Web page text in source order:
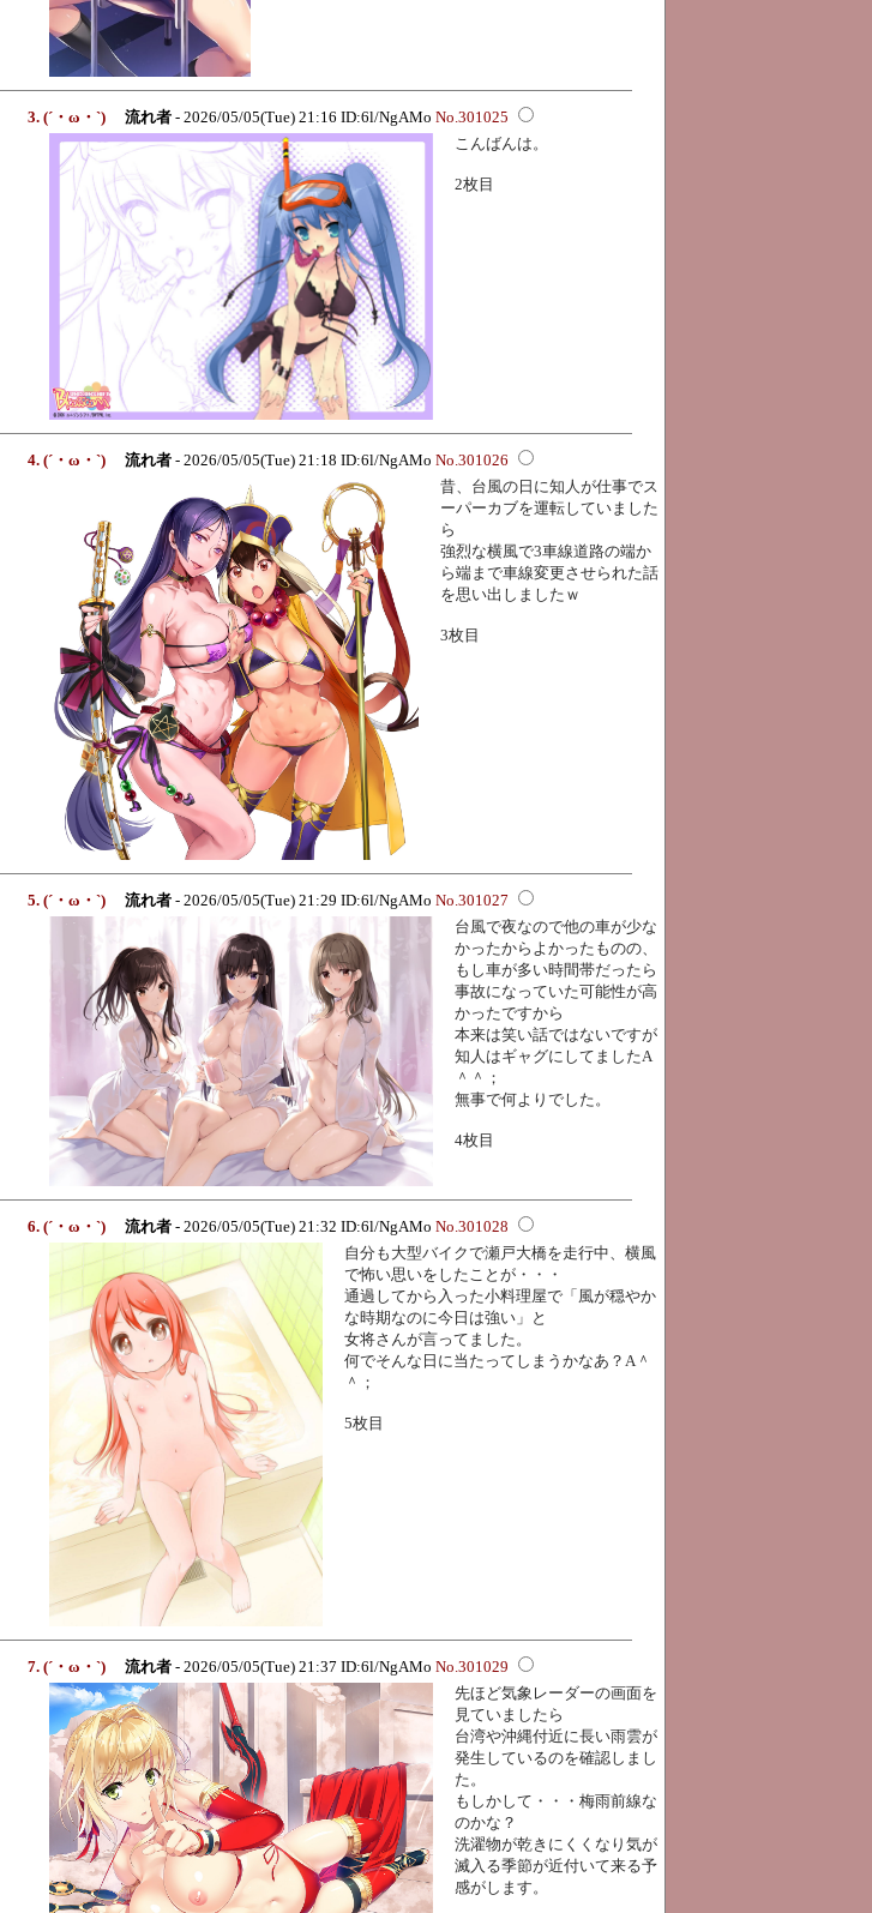
3. (´・ω・`) 流れ者 - 2026/05/05(Tue) 21:16 ID:6l/NgAMo No.301025
こんばんは。
2枚目
4. (´・ω・`) 流れ者 - 2026/05/05(Tue) 21:18 ID:6l/NgAMo No.301026
昔、台風の日に知人が仕事でス
ーパーカブを運転していました
ら
強烈な横風で3車線道路の端か
ら端まで車線変更させられた話
を思い出しましたｗ
3枚目
5. (´・ω・`) 流れ者 - 2026/05/05(Tue) 21:29 ID:6l/NgAMo No.301027
台風で夜なので他の車が少な
かったからよかったものの、
もし車が多い時間帯だったら
事故になっていた可能性が高
かったですから
本来は笑い話ではないですが
知人はギャグにしてましたA
＾＾；
無事で何よりでした。
4枚目
6. (´・ω・`) 流れ者 - 2026/05/05(Tue) 21:32 ID:6l/NgAMo No.301028
自分も大型バイクで瀬戸大橋を走行中、横風
で怖い思いをしたことが・・・
通過してから入った小料理屋で「風が穏やか
な時期なのに今日は強い」と
女将さんが言ってました。
何でそんな日に当たってしまうかなあ？A＾
＾；
5枚目
7. (´・ω・`) 流れ者 - 2026/05/05(Tue) 21:37 ID:6l/NgAMo No.301029
先ほど気象レーダーの画面を
見ていましたら
台湾や沖縄付近に長い雨雲が
発生しているのを確認しまし
た。
もしかして・・・梅雨前線な
のかな？
洗濯物が乾きにくくなり気が
滅入る季節が近付いて来る予
感がします。